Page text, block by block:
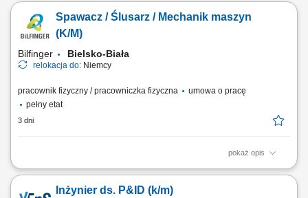
remontów oraz dbanie o optymalny stan techniczny urządzeń.
Współdziałanie z innymi działami w celu usprawniania procesów
Spawacz / Ślusarz / Mechanik maszyn
(K/M)
Bilfinger Bielsko-Biała
relokacja do: Niemcy
pracownik fizyczny / pracowniczka fizyczna
umowa o pracę
pełny etat
3 dni
pokaż opis
Twój zakres obowiązków: spawanie konstrukcji stalowych;
sprzętu ciężkiego (koparek, ładowarek, wiertnic, torkretnic i innego
Inżynier ds. P&ID (k/m)